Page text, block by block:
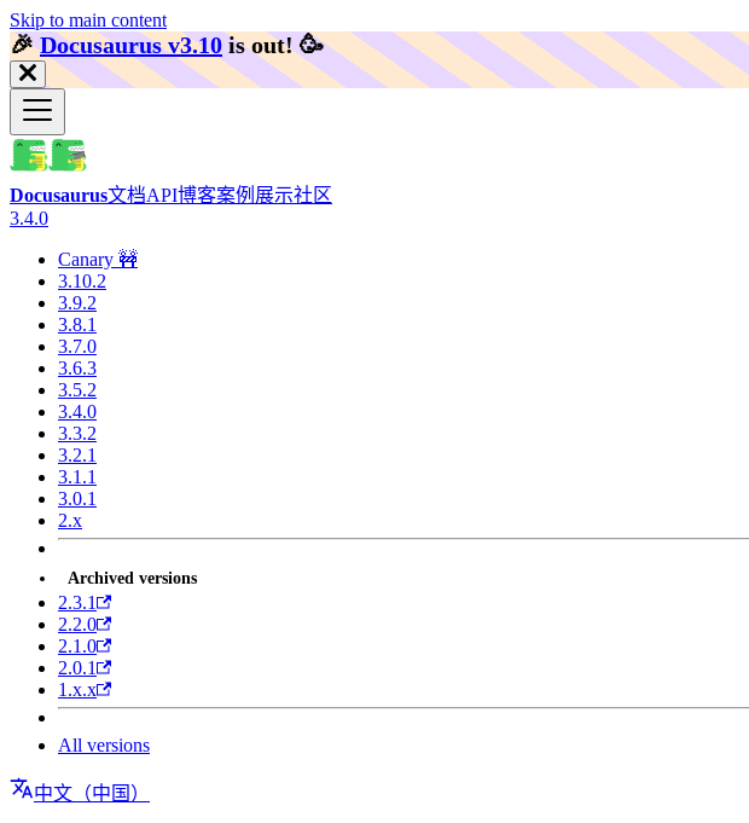
Skip to main content
🎉️Docusaurus v3.10 is out! 🥳️
Docusaurus文档API博客案例展示社区
3.4.0
Canary 🚧
3.10.2
3.9.2
3.8.1
3.7.0
3.6.3
3.5.2
3.4.0
3.3.2
3.2.1
3.1.1
3.0.1
2.x
Archived versions
2.3.1
2.2.0
2.1.0
2.0.1
1.x.x
All versions
中文（中国）